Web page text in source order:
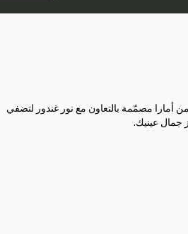
أمارا مصمّمة بالتعاون مع نور غندور لتضفي
جمال عينيك.